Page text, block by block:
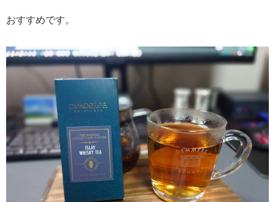
おすすめです。